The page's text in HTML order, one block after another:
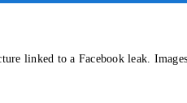
linked to a Facebook leak.